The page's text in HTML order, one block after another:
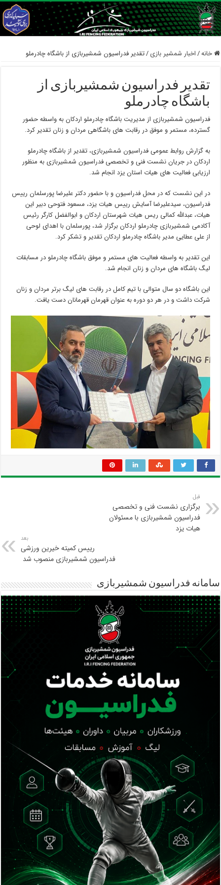
خانه/اخبار شمشیر بازی /تقدیر فدراسیون شمشیربازی از باشگاه چادرملو
تقدیر فدراسیون شمشیربازی از
باشگاه چادرملو
فدراسیون شمشیربازی از مدیریت باشگاه چادرملو اردکان به واسطه حضور
گسترده، مستمر و موفق در رقابت های باشگاهی مردان و زنان تقدیر کرد.
به گزارش روابط عمومی فدراسیون شمشیربازی، تقدیر از باشگاه چادرملو
اردکان در جریان نشست فنی و تخصصی فدراسیون شمشیربازی به منظور
ارزیابی فعالیت های هیات استان یزد انجام شد.
در این نشست که در محل فدراسیون و با حضور دکتر علیرضا پورسلمان رییس
فدراسیون، سیدعلیرضا آسایش رییس هیات یزد، مسعود فتوحی دبیر این
هیات، عبدالله کمالی ریس هیات شهرستان اردکان و ابوالفضل کارگر رئیس
آکادمی شمشیربازی چادرملو اردکان برگزار شد، پورسلمان با اهدای لوحی
از علی عطایی مدیر باشگاه چادرملو اردکان تقدیر و تشکر کرد.
این تقدیر به واسطه فعالیت های مستمر و موفق باشگاه چادرملو در مسابقات
لیگ باشگاه های مردان و زنان انجام شد.
این باشگاه دو سال متوالی با تیم کامل در رقابت های لیگ برتر مردان و زنان
شرکت داشت و در هر دو دوره به عنوان قهرمان قهرمانان دست یافت.
قبل
برگزاری نشست فنی و تخصصی
فدراسیون شمشیربازی با مسئولان
هیات یزد
بعد
رییس کمیته خیرین ورزشی
فدراسیون شمشیربازی منصوب شد
سامانه فدراسیون شمشیربازی